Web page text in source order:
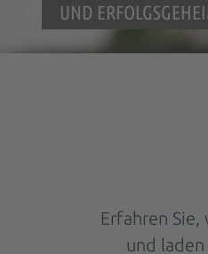
UND
Erfahren
und